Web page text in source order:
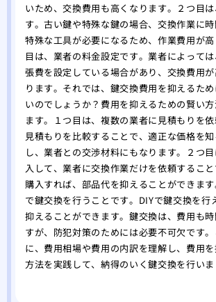
いため、交換費用も高くなります。２つ目
す。古い鍵や特殊な鍵の場合、交換作業に時
特殊な工具が必要になるため、作業費用が
目は、業者の料金設定です。業者によって
張費を設定している場合があり、交換費用
ります。それでは、鍵交換費用を抑えるた
いのでしょうか？費用を抑えるための賢い
ます。１つ目は、複数の業者に見積もりを依
見積もりを比較することで、適正な価格を
し、業者との交渉材料にもなります。２つ
入して、業者に交換作業だけを依頼するこ
購入すれば、部品代を抑えることができま
で鍵交換を行うことです。DIYで鍵交換を行
抑えることができます。鍵交換は、費用も
すが、防犯対策のためには必要不可欠です
に、費用相場や費用の内訳を理解し、費用
方法を実践して、納得のいく鍵交換を行いま